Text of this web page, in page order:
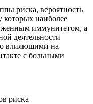
риска, вероятность
которых наиболее
иммунитетом, а
деятельности
влияющими на
с больными
риска